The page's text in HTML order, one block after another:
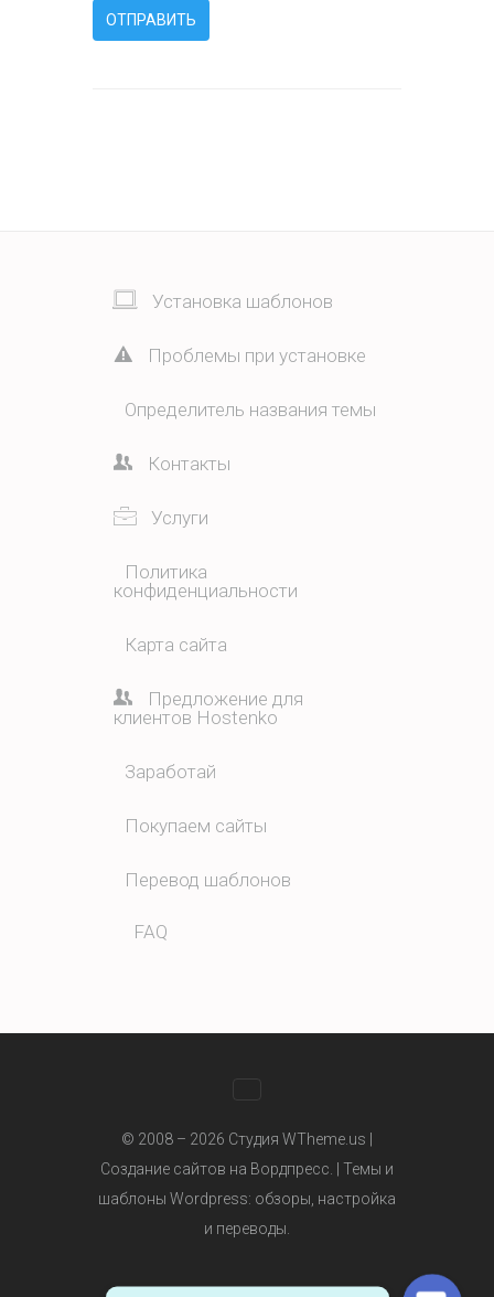
Установка шаблонов
Проблемы при установке
Определитель названия темы
Контакты
Услуги
Политика
конфиденциальности
Карта сайта
Предложение для
клиентов Hostenko
Заработай
Покупаем сайты
Перевод шаблонов
FAQ
© 2008 – 2026 Студия WTheme.us |
Создание сайтов на Вордпресс. | Темы и
шаблоны Wordpress: обзоры, настройка
и переводы.